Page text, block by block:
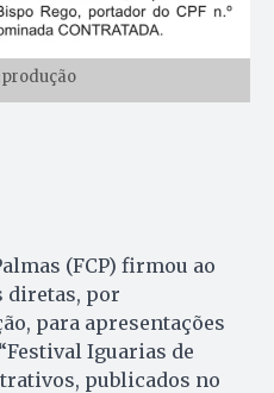
(FCP) firmou ao
diretas, por
para apresentações
Iguarias de
publicados no